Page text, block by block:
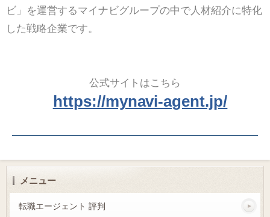
ビ」を運営するマイナビグループの中で人材紹介に特化
した戦略企業です。
公式サイトはこちら
https://mynavi-agent.jp/
メニュー
転職エージェント 評判